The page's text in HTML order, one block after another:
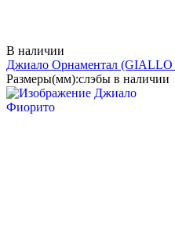
В наличии
Джиало Орнаментал (GIALLO
Размеры(мм):слэбы в наличии